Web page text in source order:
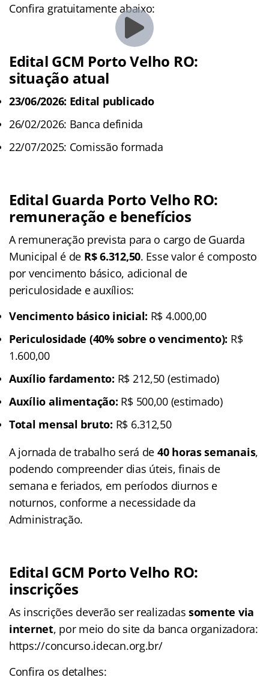
Confira gratuitamente abaixo:
Edital GCM Porto Velho RO:
situação atual
23/06/2026: Edital publicado
26/02/2026: Banca definida
22/07/2025: Comissão formada
Edital Guarda Porto Velho RO:
remuneração e benefícios
A remuneração prevista para o cargo de Guarda
Municipal é de R$ 6.312,50. Esse valor é composto
por vencimento básico, adicional de
periculosidade e auxílios:
Vencimento básico inicial: R$ 4.000,00
Periculosidade (40% sobre o vencimento): R$
1.600,00
Auxílio fardamento: R$ 212,50 (estimado)
Auxílio alimentação: R$ 500,00 (estimado)
Total mensal bruto: R$ 6.312,50
A jornada de trabalho será de 40 horas semanais,
podendo compreender dias úteis, finais de
semana e feriados, em períodos diurnos e
noturnos, conforme a necessidade da
Administração.
Edital GCM Porto Velho RO:
inscrições
As inscrições deverão ser realizadassomente via
internet, por meio do site da banca organizadora:
https://concurso.idecan.org.br/
Confira os detalhes: